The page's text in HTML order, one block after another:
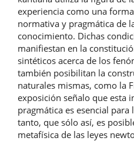
experiencia como una
normativa y pragmática de
conocimiento. Dichas
manifiestan en la
sintéticos acerca de los
también posibilitan la
naturales mismas, como la
exposición señalo que esta
pragmática es esencial
tanto, que sólo así, es
metafísica de las leyes